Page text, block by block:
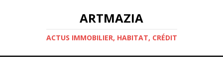
ARTMAZIA
ACTUS IMMOBILIER, HABITAT, CRÉDIT